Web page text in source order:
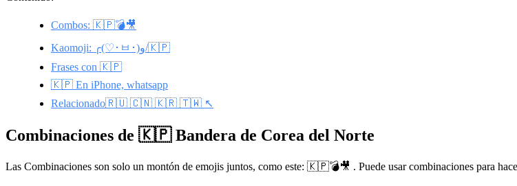
Combos: 🇰🇵💣🎥
Kaomoji: ╭(♡･ㅂ･)و/🇰🇵
Frases con 🇰🇵
🇰🇵 En iPhone, whatsapp
Relacionado🇷🇺 🇨🇳 🇰🇷 🇹🇼 ↖️
Combinaciones de 🇰🇵 Bandera de Corea del Norte
Las Combinaciones son solo un montón de emojis juntos, como este: 🇰🇵💣🎥 . Puede usar combinaciones para